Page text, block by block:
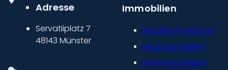
Adresse
Servatiiplatz 7
48143 Münster
Immobilien
Aktuelle Angebote
Neubauprojekte
Referenzobjekte